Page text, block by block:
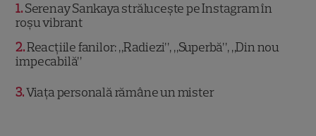
1 Serenay Sarıkaya strălucește pe Instagram în
roșu vibrant
2 Reacțiile fanilor: „Radiezi”, „Superbă”, „Din nou
impecabilă”
3 Viața personală rămâne un mister